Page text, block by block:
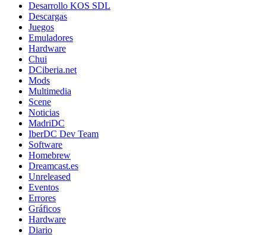
Desarrollo KOS SDL
Descargas
Juegos
Emuladores
Hardware
Chui
DCiberia.net
Mods
Multimedia
Scene
Noticias
MadriDC
IberDC Dev Team
Software
Homebrew
Dreamcast.es
Unreleased
Eventos
Errores
Gráficos
Hardware
Diario